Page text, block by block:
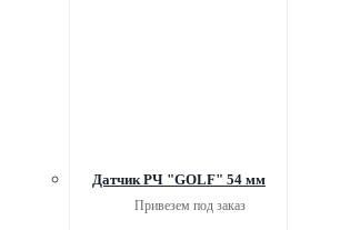
Датчик РЧ "GOLF" 54 мм
Привезем под заказ